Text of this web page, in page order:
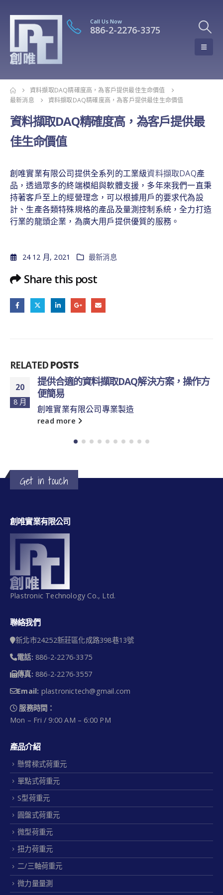
Call Us Now
886-2-2276-3375
資料擷取DAQ精確度高，為客戶提供最佳生命價值
最新消息
資料擷取DAQ精確度高，為客戶提供最佳生命價值
資料擷取DAQ精確度高，為客戶提供最
佳生命價值
創唯實業有限公司提供全系列的工業級資料擷取DAQ產
品，透過眾多的終端模組與軟體支援，多年來我們一直秉
持著客戶至上的經營理念，可以根據用戶的要求代為設
計、生產各類特殊規格的產品及量測控制系統，全力打造
行業的龍頭企業，為廣大用戶提供優質的服務。
24 12 月, 2021 最新消息
Share this post
RELATEDPOSTS
20
8 月
提供合適的資料擷取DAQ解決方案，操作方
便簡易
創唯實業有限公司專業製造
read more
Get in touch
創唯實業有限公司
Plastronic Technology Co., Ltd.
聯絡我們
新北市24252新莊區化成路398巷13號
電話: 886-2-2276-3375
傳真: 886-2-2276-3557
Email: plastronictech@gmail.com
服務時間：
Mon – Fri / 9:00 AM – 6:00 PM
產品介紹
懸臂樑式荷重元
單點式荷重元
S型荷重元
圓盤式荷重元
微型荷重元
扭力荷重元
二/三軸荷重元
微力量量測